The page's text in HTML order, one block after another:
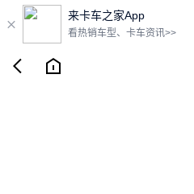

来卡车之家App
看热销车型、卡车资讯>>
 